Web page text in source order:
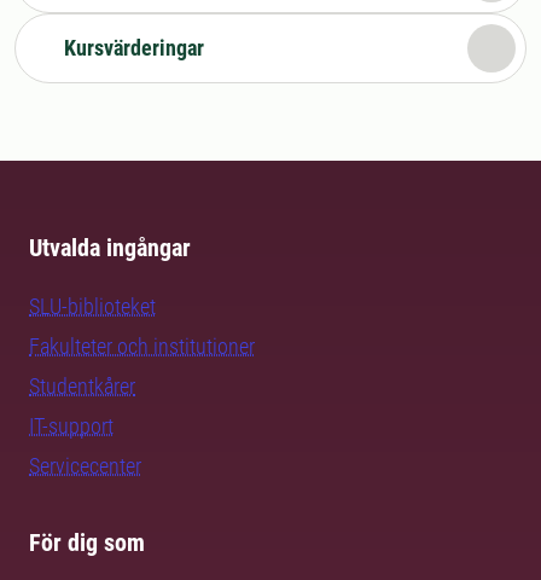
Kursvärderingar
Utvalda ingångar
SLU-biblioteket
Fakulteter och institutioner
Studentkårer
IT-support
Servicecenter
För dig som